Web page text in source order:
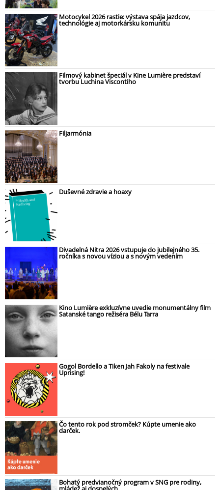
Motocykel 2026 rastie: výstava spája jazdcov,
technológie aj motorkársku komunitu
Filmový kabinet špeciál v Kine Lumière predstaví
tvorbu Luchina Viscontiho
Filjarmónia
Duševné zdravie a hoaxy
Divadelná Nitra 2026 vstupuje do jubilejného 35.
ročníka s novou víziou a s novým vedením
Kino Lumière exkluzívne uvedie monumentálny film
Satanské tango režiséra Bélu Tarra
Gogol Bordello a Tiken Jah Fakoly na festivale
Uprising!
Čo tento rok pod stromček? Kúpte umenie ako
darček.
Bohatý predvianočný program v SNG pre rodiny,